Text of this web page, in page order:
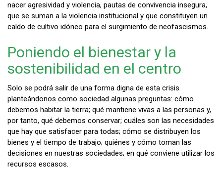
nacer agresividad y violencia, pautas de convivencia insegura,
que se suman a la violencia institucional y que constituyen un
caldo de cultivo idóneo para el surgimiento de neofascismos.
Poniendo el bienestar y la
sostenibilidad en el centro
Solo se podrá salir de una forma digna de esta crisis
planteándonos como sociedad algunas preguntas: cómo
debemos habitar la tierra; qué mantiene vivas a las personas y,
por tanto, qué debemos conservar; cuáles son las necesidades
que hay que satisfacer para todas; cómo se distribuyen los
bienes y el tiempo de trabajo; quiénes y cómo toman las
decisiones en nuestras sociedades; en qué conviene utilizar los
recursos escasos.